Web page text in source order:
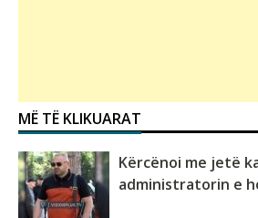
MË TË KLIKUARAT
Kërcënoi me jetë
administratorin e